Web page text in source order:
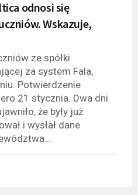
odnosi się
Wskazuje,
ze spółki
za system Fala,
Potwierdzenie
21 stycznia. Dwa dni
że były już
i wysłał dane